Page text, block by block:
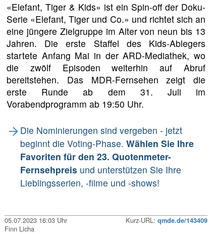
«Elefant, Tiger & Kids» ist ein Spin-off der Doku-
Serie «Elefant, Tiger und Co.» und richtet sich an
eine jüngere Zielgruppe im Alter von neun bis 13
Jahren. Die erste Staffel des Kids-Ablegers
startete Anfang Mai in der ARD-Mediathek, wo
die zwölf Episoden weiterhin auf Abruf
bereitstehen. Das MDR-Fernsehen zeigt die
erste Runde ab dem 31. Juli im
Vorabendprogramm ab 19:50 Uhr.
Die Nominierungen sind vergeben - jetzt
beginnt die Voting-Phase. Wählen Sie Ihre
Favoriten für den 23. Quotenmeter-
Fernsehpreis und unterstützen Sie Ihre
Lieblingsserien, -filme und -shows!
05.07.2023 16:03 Uhr Kurz-URL: qmde.de/143409
Finn Licha